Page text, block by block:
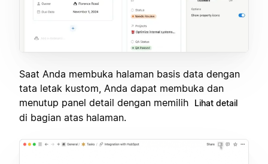
Saat Anda membuka halaman basis data dengan
tata letak kustom, Anda dapat membuka dan
menutup panel detail dengan memilih
Lihat detail
di bagian atas halaman.